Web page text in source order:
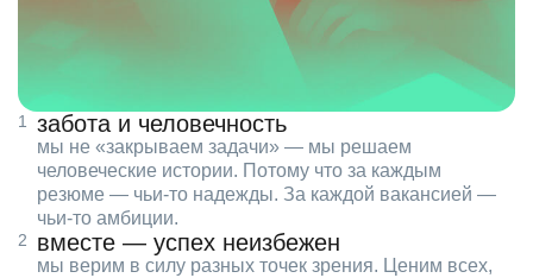
забота и человечность
мы не «закрываем задачи» — мы решаем
человеческие истории. Потому что за каждым
резюме — чьи‑то надежды. За каждой вакансией —
чьи‑то амбиции.
вместе — успех неизбежен
мы верим в силу разных точек зрения. Ценим всех,